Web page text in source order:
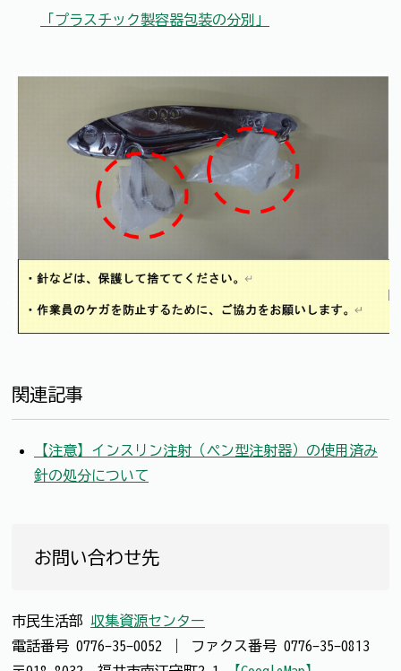
「プラスチック製容器包装の分別」
関連記事
【注意】インスリン注射（ペン型注射器）の使用済み
針の処分について
お問い合わせ先
市民生活部 収集資源センター
電話番号 0776-35-0052 ファクス番号 0776-35-0813